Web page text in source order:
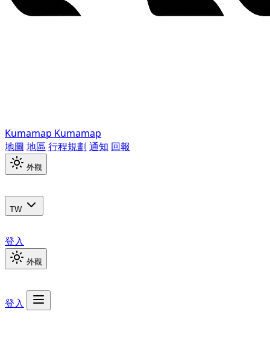
Kumamap Kumamap
地圖 地區 行程規劃 通知 回報
外觀
TW
登入
外觀
登入